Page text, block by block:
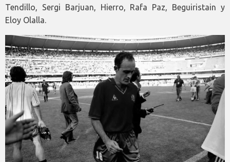
Tendillo, Sergi Barjuan, Hierro, Rafa Paz, Beguiristain y
Eloy Olalla.